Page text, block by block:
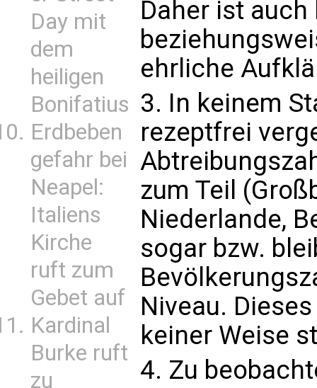
Day mit
dem
heiligen
Bonifatius
Erdbeben
gefahr bei
Neapel:
Italiens
Kirche
ruft zum
Gebet auf
Kardinal
Burke ruft
zu
Daher ist
ehrliche
3. In keinem
rezeptfrei
zum Teil
Niederlande,
sogar bzw.
Niveau.
keiner Weise
4. Zu